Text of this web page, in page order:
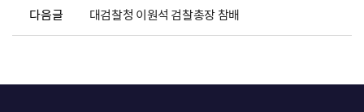
다음글 대검찰청 이원석 검찰총장 참배